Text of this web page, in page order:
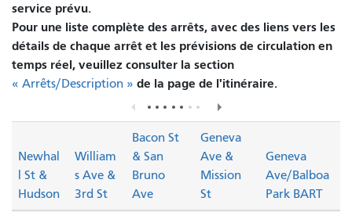
service prévu.
Pour une liste complète des arrêts, avec des liens vers les
détails de chaque arrêt et les prévisions de circulation en
temps réel, veuillez consulter la section
« Arrêts/Description » de la page de l'itinéraire.
Newhal
l St &
Hudson
William
s Ave &
3rd St
Bacon St
& San
Bruno
Ave
Geneva
Ave &
Mission
St
Geneva
Ave/Balboa
Park BART